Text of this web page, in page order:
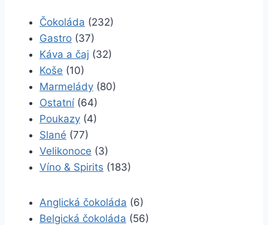
Čokoláda (232)
Gastro (37)
Káva a čaj (32)
Koše (10)
Marmelády (80)
Ostatní (64)
Poukazy (4)
Slané (77)
Velikonoce (3)
Víno & Spirits (183)
Anglická čokoláda (6)
Belgická čokoláda (56)